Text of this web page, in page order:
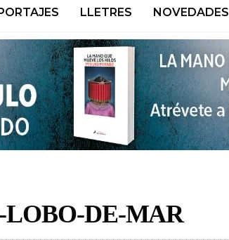
LLETRES NOVEDADES
LOBO-DE-MAR